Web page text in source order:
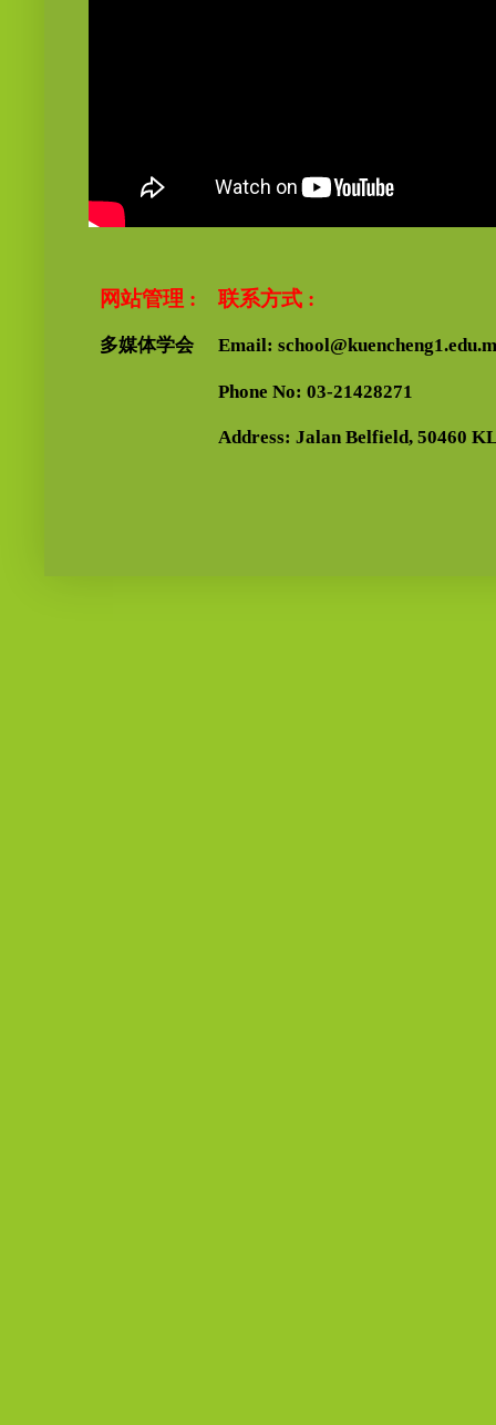
网站管理 :
多媒体学会
联系方式 :
Email:
Phone No: 03-21428271
Address: Jalan Belfield, 50460